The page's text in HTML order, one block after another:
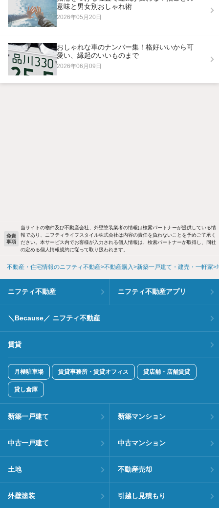
意味と男女別おしゃれ術
2026年05月20日
おしゃれな車のナンバー集！格好いいから可
愛い、縁起のいいものまで
2026年06月09日
免責
事項
当サイトの物件及び不動産会社、外壁塗装業者の情報は検索パートナーが提供している情
報であり、ニフティライフスタイル株式会社は内容の責任を負わないことを予めご了承く
ださい。本サービス内でお客様が入力される個人情報は、検索パートナーが取得し、同社
の定める個人情報規約に従って取り扱われます。
不動産・住宅情報のニフティ不動産 不動産購入 新築一戸建て・建売・一軒家
ニフティ不動産 ニフティ不動産アプリ
＼Because／ ニフティ不動産
賃貸
月極駐車場 賃貸事務所・賃貸オフィス 貸店舗・店舗賃貸
貸し倉庫
新築一戸建て 新築マンション
中古一戸建て 中古マンション
土地 不動産売却
外壁塗装 引越し見積もり